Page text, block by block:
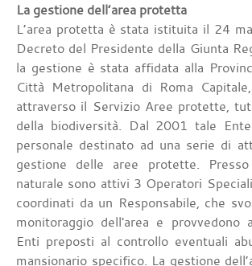
La gestione dell’area protetta
L’area protetta è stata istituita il 24
Decreto del Presidente della Giunta
la gestione è stata affidata alla
Città Metropolitana di Roma
attraverso il Servizio Aree protette,
della biodiversità. Dal 2001 tale
personale destinato ad una serie di
gestione delle aree protette.
naturale sono attivi 3 Operatori
coordinati da un Responsabile, che
monitoraggio dell'area e provvedono
Enti preposti al controllo eventuali
mansionario specifico. La gestione